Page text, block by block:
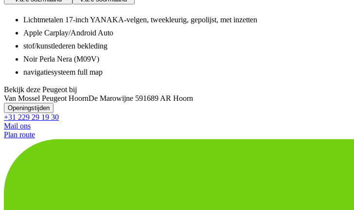
Lichtmetalen 17-inch YANAKA-velgen, tweekleurig, gepolijst, met inzetten
Apple Carplay/Android Auto
stof/kunstlederen bekleding
Noir Perla Nera (M09V)
navigatiesysteem full map
Bekijk deze Peugeot bij
Van Mossel Peugeot HoornDe Marowijne 591689 AR Hoorn
Openingstijden
+31 229 29 19 30
Mail ons
Plan route